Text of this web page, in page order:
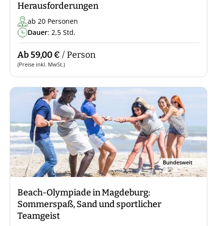
Herausforderungen
ab 20 Personen
Dauer: 2,5 Std.
Ab 59,00 € / Person
(Preise inkl. MwSt.)
Bundesweit
Beach-Olympiade in Magdeburg:
Sommerspaß, Sand und sportlicher
Teamgeist